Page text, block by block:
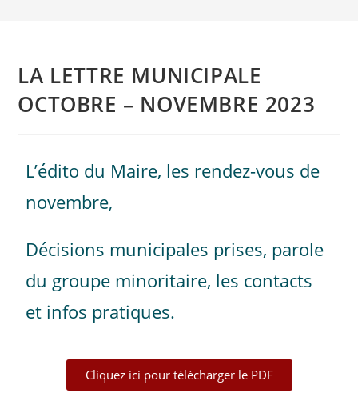
LA LETTRE MUNICIPALE
OCTOBRE – NOVEMBRE 2023
L’édito du Maire, les rendez-vous de
novembre,
Décisions municipales prises, parole
du groupe minoritaire, les contacts
et infos pratiques.
Cliquez ici pour télécharger le PDF